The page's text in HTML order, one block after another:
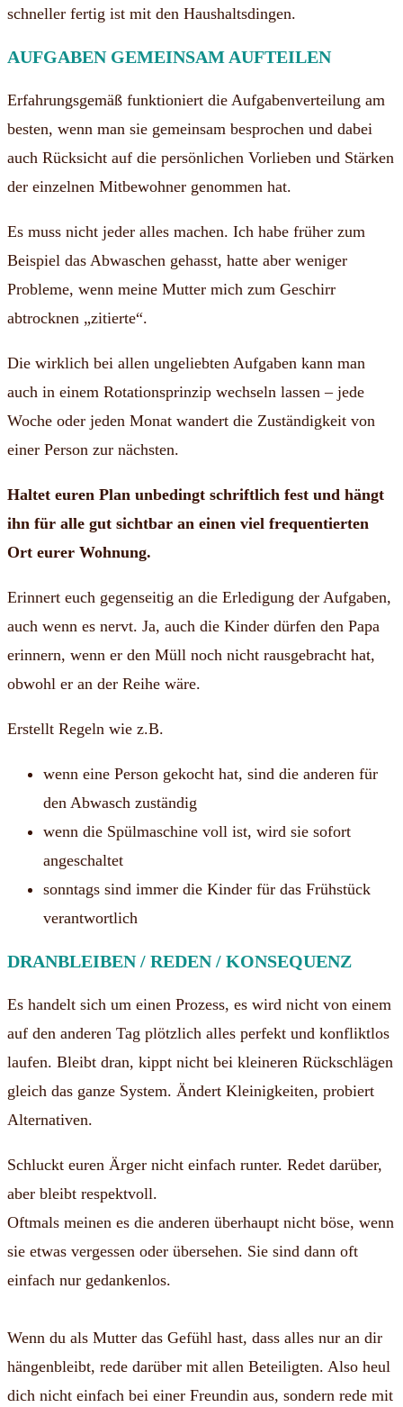
schneller fertig ist mit den Haushaltsdingen.
AUFGABEN GEMEINSAM AUFTEILEN
Erfahrungsgemäß funktioniert die Aufgabenverteilung am
besten, wenn man sie gemeinsam besprochen und dabei
auch Rücksicht auf die persönlichen Vorlieben und Stärken
der einzelnen Mitbewohner genommen hat.
Es muss nicht jeder alles machen. Ich habe früher zum
Beispiel das Abwaschen gehasst, hatte aber weniger
Probleme, wenn meine Mutter mich zum Geschirr
abtrocknen „zitierte“.
Die wirklich bei allen ungeliebten Aufgaben kann man
auch in einem Rotationsprinzip wechseln lassen – jede
Woche oder jeden Monat wandert die Zuständigkeit von
einer Person zur nächsten.
Haltet euren Plan unbedingt schriftlich fest und hängt
ihn für alle gut sichtbar an einen viel frequentierten
Ort eurer Wohnung.
Erinnert euch gegenseitig an die Erledigung der Aufgaben,
auch wenn es nervt. Ja, auch die Kinder dürfen den Papa
erinnern, wenn er den Müll noch nicht rausgebracht hat,
obwohl er an der Reihe wäre.
Erstellt Regeln wie z.B.
wenn eine Person gekocht hat, sind die anderen für
den Abwasch zuständig
wenn die Spülmaschine voll ist, wird sie sofort
angeschaltet
sonntags sind immer die Kinder für das Frühstück
verantwortlich
DRANBLEIBEN / REDEN / KONSEQUENZ
Es handelt sich um einen Prozess, es wird nicht von einem
auf den anderen Tag plötzlich alles perfekt und konfliktlos
laufen. Bleibt dran, kippt nicht bei kleineren Rückschlägen
gleich das ganze System. Ändert Kleinigkeiten, probiert
Alternativen.
Schluckt euren Ärger nicht einfach runter. Redet darüber,
aber bleibt respektvoll.
Oftmals meinen es die anderen überhaupt nicht böse, wenn
sie etwas vergessen oder übersehen. Sie sind dann oft
einfach nur gedankenlos.
Wenn du als Mutter das Gefühl hast, dass alles nur an dir
hängenbleibt, rede darüber mit allen Beteiligten. Also heul
dich nicht einfach bei einer Freundin aus, sondern rede mit